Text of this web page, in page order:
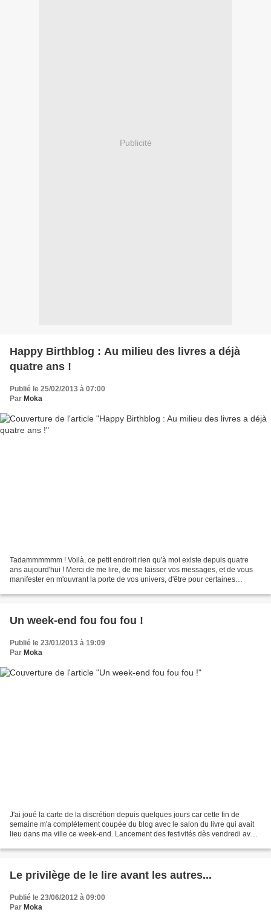
Publicité
Happy Birthblog : Au milieu des livres a déjà
quatre ans !
Publié le 25/02/2013 à 07:00
Par Moka
Tadammmmmm ! Voilà, ce petit endroit rien qu'à moi existe depuis quatre
ans aujourd'hui ! Merci de me lire, de me laisser vos messages, et de vous
manifester en m'ouvrant la porte de vos univers, d'être pour certaines
Un week-end fou fou fou !
Publié le 23/01/2013 à 19:09
Par Moka
J'ai joué la carte de la discrétion depuis quelques jours car cette fin de
semaine m'a complètement coupée du blog avec le salon du livre qui avait
lieu dans ma ville ce week-end. Lancement des festivités dès vendredi avec
Le privilège de le lire avant les autres...
Publié le 23/06/2012 à 09:00
Par Moka